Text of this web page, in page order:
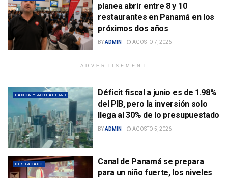
planea abrir entre 8 y 10
restaurantes en Panamá en los
próximos dos años
BYADMIN AGOSTO 7, 2026
ADVERTISEMENT
BANCA Y ACTUALIDAD
Déficit fiscal a junio es de 1.98%
del PIB, pero la inversión solo
llega al 30% de lo presupuestado
BYADMIN AGOSTO 5, 2026
DESTACADO
Canal de Panamá se prepara
para un niño fuerte, los niveles